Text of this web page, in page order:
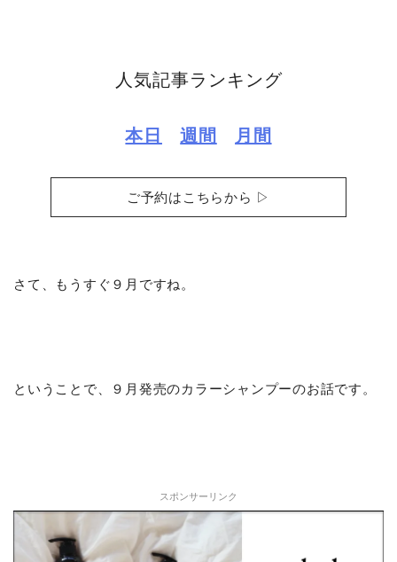
人気記事ランキング
本日 週間 月間
ご予約はこちらから ▷
さて、もうすぐ９月ですね。
ということで、９月発売のカラーシャンプーのお話です。
スポンサーリンク